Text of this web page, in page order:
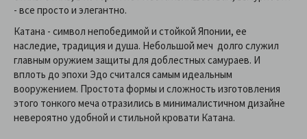
- все просто и элегантно.
Катана - символ непобедимой и стойкой Японии, ее
наследие, традиция и душа. Небольшой меч долго служил
главным оружием защиты для доблестных самураев. И
вплоть до эпохи Эдо считался самым идеальным
вооружением. Простота формы и сложность изготовления
этого тонкого меча отразились в минималистичном дизайне
невероятно удобной и стильной кровати Катана.